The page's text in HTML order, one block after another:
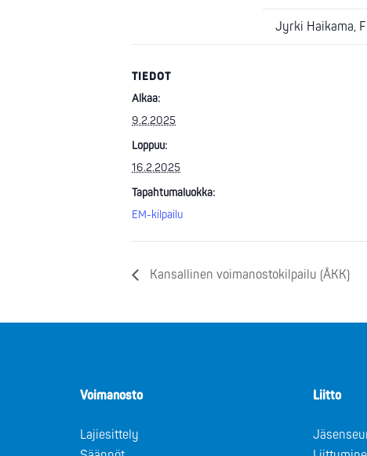
Jyrki Haikama,
TIEDOT
Alkaa:
9.2.2025
Loppuu:
16.2.2025
Tapahtumaluokka:
EM-kilpailu
Kansallinen voimanostokilpailu (ÅKK)
Voimanosto
Lajiesittely
Liitto